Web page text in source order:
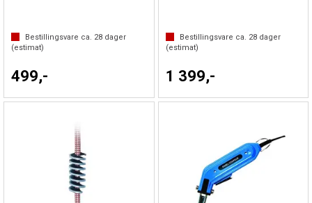
Bestillingsvare ca. 28 dager
(estimat)
499,-
Bestillingsvare ca. 28dager
(estimat)
1 399,-